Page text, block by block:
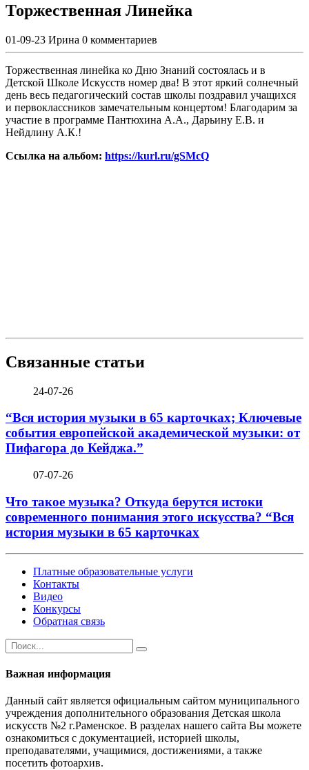
Торжественная Линейка
01-09-23 Ирина 0 комментариев
Торжественная линейка ко Дню Знаний состоялась и в
Детской Школе Искусств номер два! В этот яркий солнечный
день весь педагогический состав школы поздравил учащихся
и первоклассников замечательным концертом! Благодарим за
участие в программе Пантюхина А.А., Дарьину Е.В. и
Нейдлину А.К.!
Ссылка на альбом: https://kurl.ru/gSMcQ
Связанные статьи
24-07-26
“Вся история музыки в 65 карточках; Ключевые
события европейской академической музыки: от
Пифагора до Кейджа.”
07-07-26
Что такое музыка? Откуда берутся истоки
современного понимания этого искусства? “Вся
история музыки в 65 карточках
Платные образовательные услуги
Контакты
Видео
Конкурсы
Обратная связь
Важная информация
Данный сайт является официальным сайтом муниципального
учреждения дополнительного образования Детская школа
искусств №2 г.Раменское. В разделах нашего сайта Вы можете
ознакомиться с документацией, историей школы,
преподавателями, учащимися, достижениями, а также
посетить фотоархив.